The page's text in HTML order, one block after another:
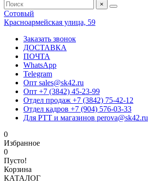
×
Сотовый
Красноармейская улица, 59
Заказать звонок
ДОСТАВКА
ПОЧТА
WhatsApp
Telegram
Опт sales@sk42.ru
Опт +7 (3842) 45-23-99
Отдел продаж +7 (3842) 75-42-12
Отдел кадров +7 (904) 576-03-33
Для РТТ и магазинов perova@sk42.ru
0
Избранное
0
Пусто!
Корзина
КАТАЛОГ